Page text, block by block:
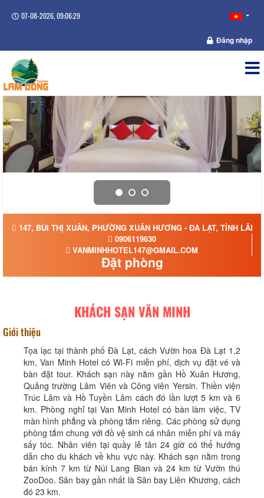
07-08-2026, 09:06:29
Đăng nhập
147, BÙI THỊ XUÂN, PHƯỜNG XUÂN HƯƠNG - ĐÀ LẠT, TỈNH LÂM
0906119630
VANMINHHOTEL147@GMAIL.COM
Đặt phòng
KHÁCH SẠN VĂN MINH
Giới thiệu
Tọa lạc tại thành phố Đà Lạt, cách Vườn hoa Đà Lạt 1,2
km, Van Minh Hotel có Wi-Fi miễn phí, dịch vụ đặt vé và
bàn đặt tour. Khách sạn này nằm gần Hồ Xuân Hương,
Quảng trường Lâm Viên và Công viên Yersin. Thiền viện
Trúc Lâm và Hồ Tuyền Lâm cách đó lần lượt 5 km và 6
km. Phòng nghỉ tại Van Minh Hotel có bàn làm việc, TV
màn hình phẳng và phòng tắm riêng. Các phòng sử dụng
phòng tắm chung với đồ vệ sinh cá nhân miễn phí và máy
sấy tóc. Nhân viên tại quầy lễ tân 24 giờ có thể hướng
dẫn cho du khách về khu vực này. Khách sạn nằm trong
bán kính 7 km từ Núi Lang Bian và 24 km từ Vườn thú
ZooDoo. Sân bay gần nhất là Sân bay Liên Khương, cách
đó 23 km.